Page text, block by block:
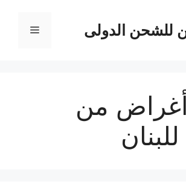
للشحن الدولى القائمة
من